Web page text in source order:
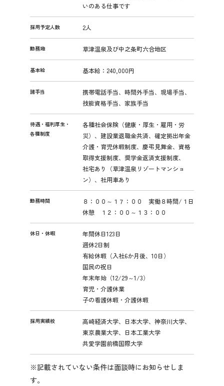
いのある仕事です
採用予定人数 2人
勤務地 草津温泉及び中之条町六合地区
基本給 基本給：240,000円
諸手当
携帯電話手当、時間外手当、現場手当、
技能資格手当、家族手当
待遇・福利厚生・
各種制度
各種社会保険（健康・厚生・雇用・労
災）、建設業退職金共済、確定拠出年金
介護・育児休暇制度、慶弔見舞金、資格
取得支援制度、奨学金返済支援制度、
社宅あり（草津温泉リゾートマンショ
ン）、社用車あり
勤務時間
８：００～１７：００ 実働８時間/１日
休憩 １２：００～１３：００
休日・休暇
年間休日123日
週休2日制
有給休暇（入社6か月後、10日）
国民の祝日
年末年始（12/29～1/3）
育児・介護休業
子の看護休暇・介護休暇
採用実績校
高崎経済大学、日本大学、神奈川大学、
東京農業大学、日本工業大学
共愛学園前橋国際大学
※記載されていない条件は面談時にお知らせしま
す。